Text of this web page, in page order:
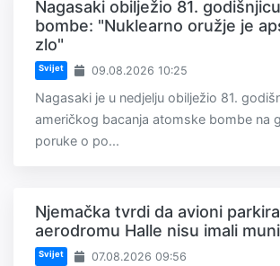
Nagasaki obilježio 81.
bombe: "Nuklearno oružje je
zlo"
Svijet 09.08.2026 10:25
Nagasaki je u nedjelju obilježio 81.
američkog bacanja atomske bombe na
poruke o po...
Njemačka tvrdi da avioni
aerodromu Halle nisu imali
Svijet 07.08.2026 09:56